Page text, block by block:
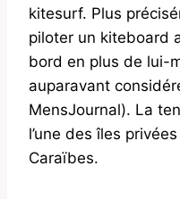
kitesurf. Plus
piloter un kiteboard
bord en plus de lui-
auparavant
MensJournal). La
l’une des îles
Caraïbes.